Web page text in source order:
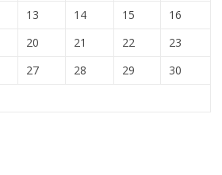
13 14 15
16
20 21 22
23
27 28 29
30